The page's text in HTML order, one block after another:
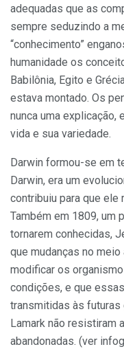
adequadas que as
sempre seduzindo a
“conhecimento”
humanidade os
Babilônia, Egito e
estava montado. Os
nunca uma explicação,
vida e sua variedade.
Darwin formou-se em
Darwin, era um
contribuiu para que ele
Também em 1809, um
tornarem conhecidas,
que mudanças no
modificar os
condições, e que
transmitidas às futuras
Lamark não resistiram
abandonadas. (ver